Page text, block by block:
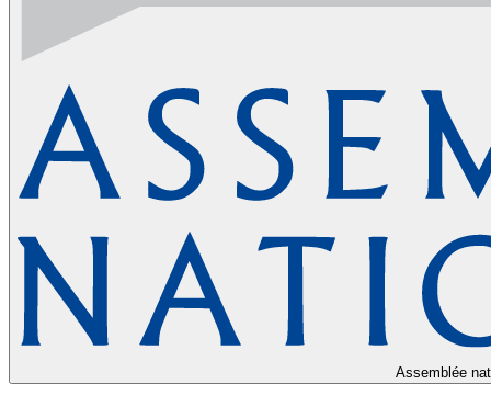
Assemblée